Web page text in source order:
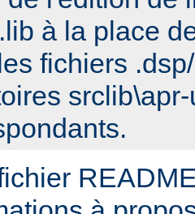
à la place
fichiers